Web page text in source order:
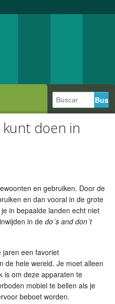
doen in
en gebruiken. Door de
en dan vooral in de grote
in bepaalde landen echt niet
in de do´s and don´t
jaren een favoriet
de hele wereld. Je moet alleen
is om deze apparaten te
mobiel te bellen als je
beboet worden.